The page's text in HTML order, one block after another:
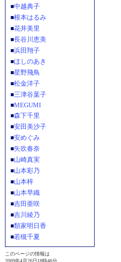
■中越典子
■根本はるみ
■花井美里
■長谷川恵美
■浜田翔子
■ほしのあき
■星野飛鳥
■松金洋子
■三津谷葉子
■MEGUMI
■森下千里
■安田美沙子
■安めぐみ
■矢吹春奈
■山崎真実
■山本彩乃
■山本梓
■山本早織
■吉田亜咲
■吉川綾乃
■類家明日香
■若槻千夏
このページの情報は
2009年4月26日18時46分